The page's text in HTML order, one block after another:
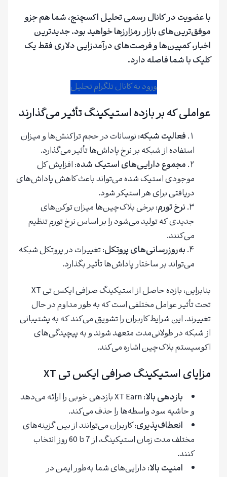
با عضویت در کانال رسمی تحلیل اکسچنج، شما هم جزو
موفق‌ترین‌های بازار رمزارزها خواهید بود. جدیدترین
اخبار، کمپین‌ها و فرصت‌های درآمدزایی دلاری فقط یک
کلیک با شما فاصله دارد.
ورود به کانال تلگرام تحلیل
عواملی که بر بازده استیکینگ تأثیر می‌گذارند
فعالیت شبکه: نوسانات در حجم تراکنش‌ها و میزان
استفاده از شبکه بر نرخ پاداش‌ها تأثیر می‌گذارد.
مجموع دارایی‌های استیک شده: افزایش کل
موجودی استیک شده می‌تواند باعث کاهش پاداش‌های
دریافتی برای هر استیکر شود.
نرخ تورم: برخی بلاک‌چین‌ها میزان توکن‌های
جدیدی که تولید می‌شود را بر اساس نرخ تورم تنظیم
می‌کنند.
به‌روزرسانی‌های پروتکل: تغییرات در پروتکل شبکه
می‌تواند بر ساختار پاداش‌ها تأثیر بگذارد.
بنابراین، بازده حاصل از استیکینگ صرافی ایکس تی XT
تحت تأثیر عوامل مختلفی است که به طور مداوم در حال
تغییرند. این شرایط کاربران را تشویق می‌کند که به پشتیبانی
از شبکه در طولانی‌مدت متعهد شوند و به پیچیدگی‌های
اکوسیستم بلاک‌چین اشاره می‌کند.
مزایای استیکینگ صرافی ایکس تی XT
بازدهی بالا
: XT Earn بازدهی خوبی را ارائه می‌دهد
و حاشیه سود واسطه‌ها را حذف می‌کند.
انعطاف‌پذیری: کاربران می‌توانند از بین گزینه‌های
مختلف مدت زمان استیکینگ، از 7 تا 60 روز انتخاب
کنند.
امنیت بالا: دارایی‌های شما به‌طور ایمن در